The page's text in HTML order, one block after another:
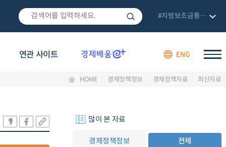
연관 사이트 ENG
#지방보조금통합관리망
HOME 경제정책정보 경제정책자료 최신자료
많이 본 자료
경제정책정보 전체